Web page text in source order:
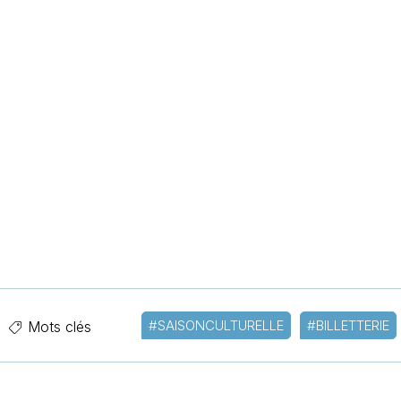
Mots clés #SAISONCULTURELLE #BILLETTERIE